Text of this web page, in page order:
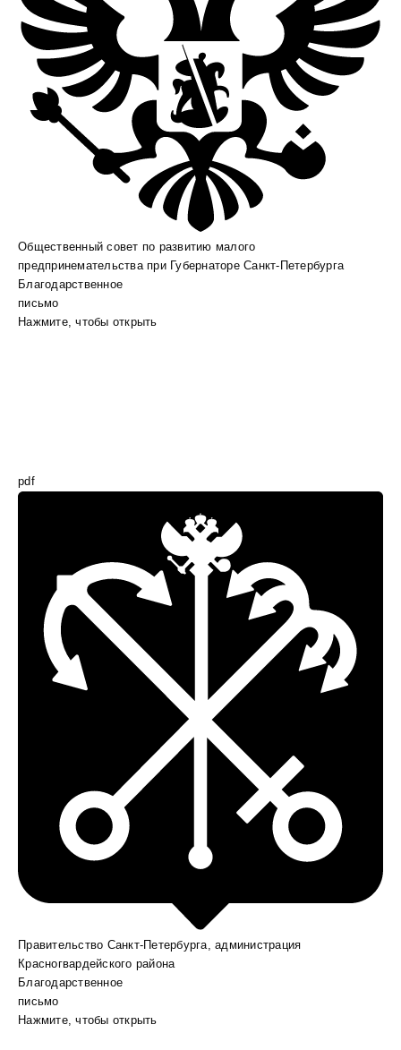
Общественный совет по развитию малого
предпринемательства при Губернаторе Санкт-Петербурга
Благодарственное
письмо
Нажмите, чтобы открыть
pdf
Правительство Санкт-Петербурга, администрация
Красногвардейского района
Благодарственное
письмо
Нажмите, чтобы открыть